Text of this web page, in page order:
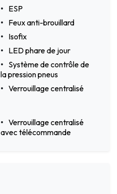
ESP
Feux anti-brouillard
Isofix
LED phare de jour
Système de contrôle de
la pression pneus
Verrouillage centralisé
Verrouillage centralisé
avec télécommande